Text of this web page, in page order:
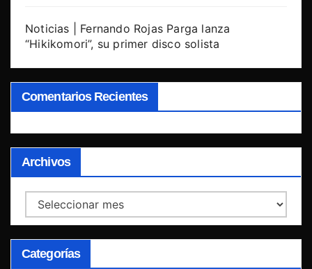
Noticias | Fernando Rojas Parga lanza
“Hikikomori”, su primer disco solista
Comentarios Recientes
Archivos
Archivos
Categorías